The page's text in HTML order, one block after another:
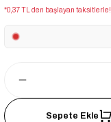
*0,37 TL den başlayan taksitlerle!
Sepete Ekle